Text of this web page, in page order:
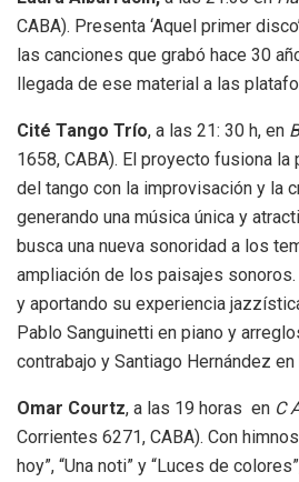
CABA). Presenta ‘Aquel primer
las canciones que grabó hace 30
llegada de ese material a las
Cité Tango Trío, a las 21: 30 h, en
1658, CABA). El proyecto fusiona
del tango con la improvisación y la
generando una música única y
busca una nueva sonoridad a los
ampliación de los paisajes
y aportando su experiencia
Pablo Sanguinetti en piano y
contrabajo y Santiago Hernández en
Omar Courtz, a las 19 horas en C
Corrientes 6271, CABA). Con
hoy”, “Una noti” y “Luces de